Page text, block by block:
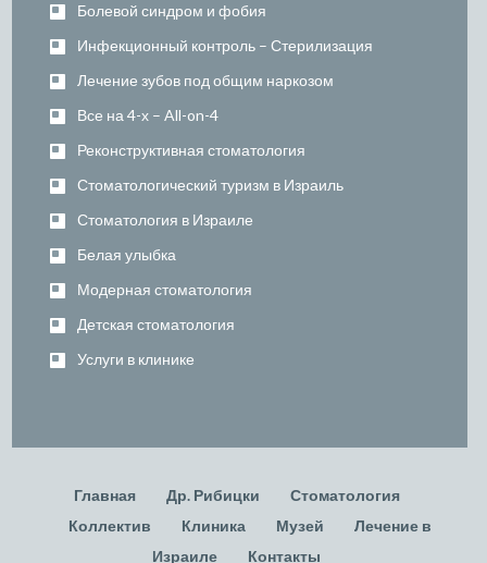
Болевой синдром и фобия
Инфекционный контроль – Стерилизация
Лечение зубов под общим наркозом
Все на 4-х – All-on-4
Реконструктивная стоматология
Стоматологический туризм в Израиль
Стоматология в Израиле
Белая улыбка
Модерная стоматология
Детская стоматология
Услуги в клинике
Главная Др. Рибицки
Стоматология
Коллектив
Клиника Музей
Лечение в
Израиле
Контакты